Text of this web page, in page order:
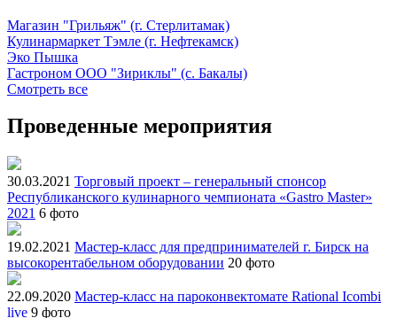
Магазин "Грильяж" (г. Стерлитамак)
Кулинармаркет Тэмле (г. Нефтекамск)
Эко Пышка
Гастроном ООО "Зириклы" (с. Бакалы)
Смотреть все
Проведенные мероприятия
30.03.2021 Торговый проект – генеральный спонсор
Республиканского кулинарного чемпионата «Gastro Master»
2021 6 фото
19.02.2021 Мастер-класс для предпринимателей г. Бирск на
высокорентабельном оборудовании 20 фото
22.09.2020 Мастер-класс на пароконвектомате Rational Icombi
live 9 фото